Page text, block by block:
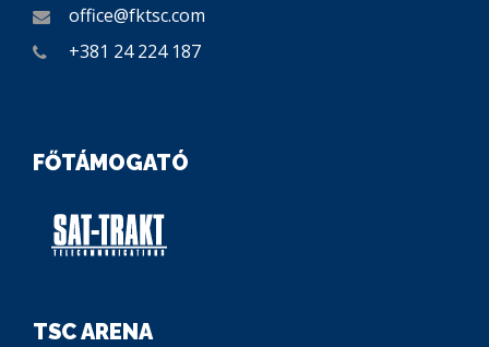
office@fktsc.com
+381 24 224 187
FŐTÁMOGATÓ
TSC ARENA